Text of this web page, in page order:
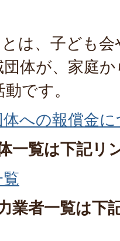
とは、子ども
体が、家庭
です。
への報償金
一覧は下記リ
業者一覧は下